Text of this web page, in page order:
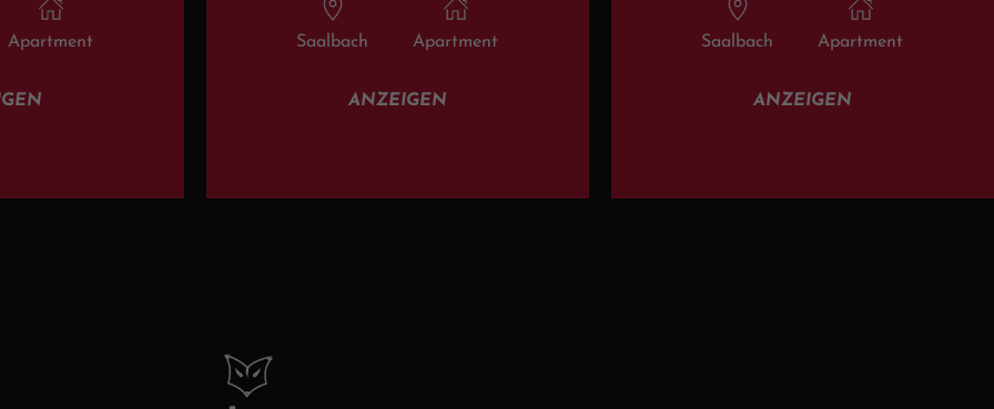
Apartment Saalbach Apartment
ANZEIGEN
Saalbach Apartment
ANZEIGEN